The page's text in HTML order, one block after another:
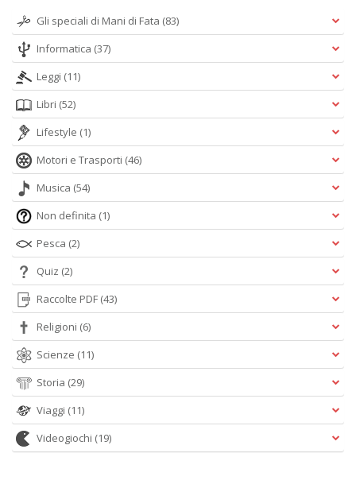
Gli speciali di Mani di Fata (83)
Informatica (37)
Leggi (11)
Libri (52)
Lifestyle (1)
Motori e Trasporti (46)
Musica (54)
Non definita (1)
Pesca (2)
Quiz (2)
Raccolte PDF (43)
Religioni (6)
Scienze (11)
Storia (29)
Viaggi (11)
Videogiochi (19)